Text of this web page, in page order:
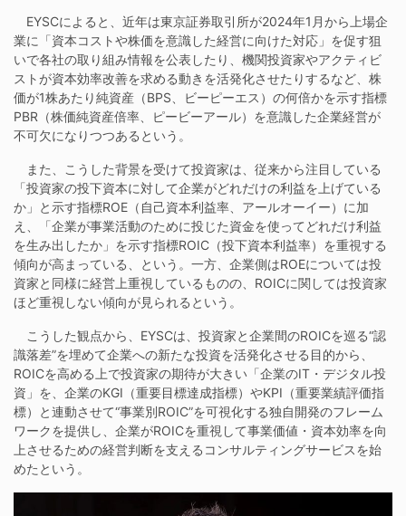
EYSCによると、近年は東京証券取引所が2024年1月から上場企
業に「資本コストや株価を意識した経営に向けた対応」を促す狙
いで各社の取り組み情報を公表したり、機関投資家やアクティビ
ストが資本効率改善を求める動きを活発化させたりするなど、株
価が1株あたり純資産（BPS、ビーピーエス）の何倍かを示す指標
PBR（株価純資産倍率、ピービーアール）を意識した企業経営が
不可欠になりつつあるという。
また、こうした背景を受けて投資家は、従来から注目している
「投資家の投下資本に対して企業がどれだけの利益を上げている
か」と示す指標ROE（自己資本利益率、アールオーイー）に加
え、「企業が事業活動のために投じた資金を使ってどれだけ利益
を生み出したか」を示す指標ROIC（投下資本利益率）を重視する
傾向が高まっている、という。一方、企業側はROEについては投
資家と同様に経営上重視しているものの、ROICに関しては投資家
ほど重視しない傾向が見られるという。
こうした観点から、EYSCは、投資家と企業間のROICを巡る“認
識落差”を埋めて企業への新たな投資を活発化させる目的から、
ROICを高める上で投資家の期待が大きい「企業のIT・デジタル投
資」を、企業のKGI（重要目標達成指標）やKPI（重要業績評価指
標）と連動させて“事業別ROIC”を可視化する独自開発のフレーム
ワークを提供し、企業がROICを重視して事業価値・資本効率を向
上させるための経営判断を支えるコンサルティングサービスを始
めたという。